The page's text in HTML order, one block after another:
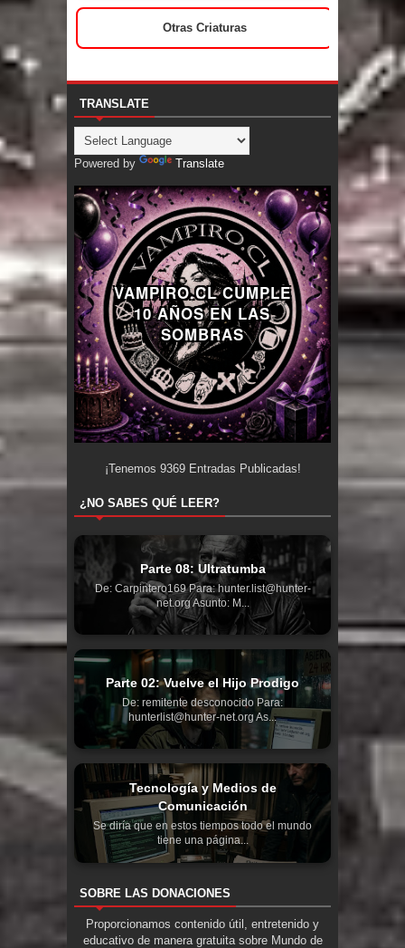
Otras Criaturas
TRANSLATE
Powered by Translate
VAMPIRO.CL CUMPLE
10 AÑOS EN LAS
SOMBRAS
¡Tenemos 9369Entradas Publicadas!
¿NO SABES QUÉ LEER?
Parte 08: Ultratumba
De: Carpintero169 Para: hunter.list@hunter-
net.org Asunto: M...
Parte 02: Vuelve el Hijo Prodigo
De: remitente desconocido Para:
hunterlist@hunter-net.org As...
Tecnología y Medios de
Comunicación
Se diría que en estos tiempos todo el mundo
tiene una página...
SOBRE LAS DONACIONES
Proporcionamos contenido útil, entretenido y
educativo de manera gratuita sobre Mundo de